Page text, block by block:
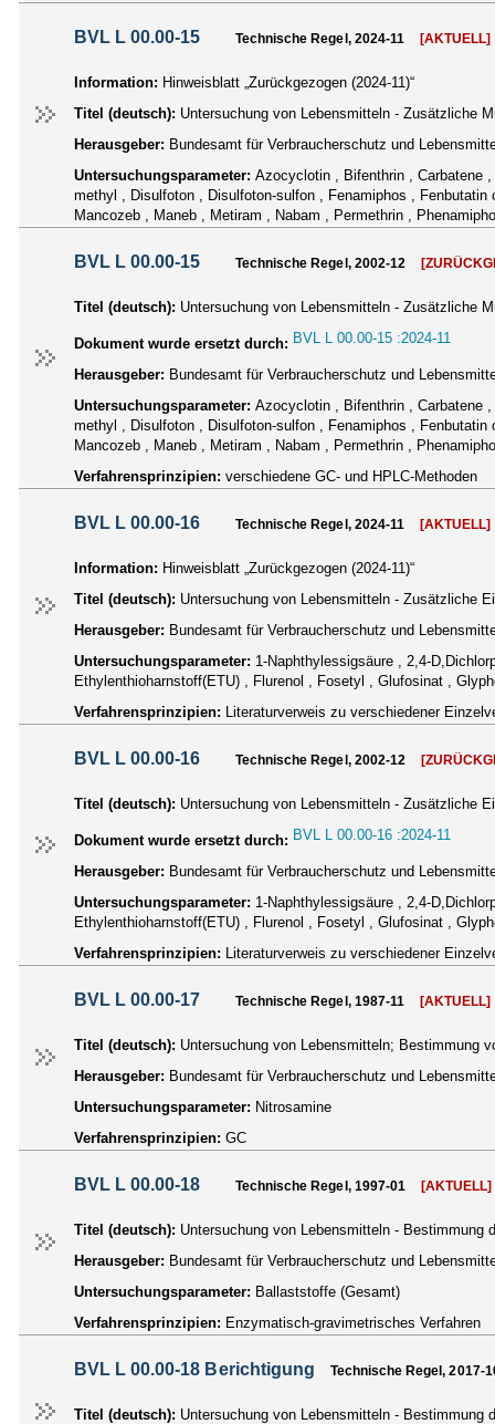
BVL L 00.00-15 Technische Regel, 2024-11 [AKTUELL]
Information: Hinweisblatt „Zurückgezogen (2024-11)“
Titel (deutsch): Untersuchung von Lebensmitteln - Zusätzliche
Herausgeber: Bundesamt für Verbraucherschutz und
Untersuchungsparameter: Azocyclotin , Bifenthrin , Carbatene
methyl , Disulfoton , Disulfoton-sulfon , Fenamiphos ,
Mancozeb , Maneb , Metiram , Nabam , Permethrin ,
BVL L 00.00-15 Technische Regel, 2002-12
Titel (deutsch): Untersuchung von Lebensmitteln - Zusätzliche
Dokument wurde ersetzt durch: BVL L 00.00-15 :2024-11
Herausgeber: Bundesamt für Verbraucherschutz und
Untersuchungsparameter: Azocyclotin , Bifenthrin , Carbatene
methyl , Disulfoton , Disulfoton-sulfon , Fenamiphos ,
Mancozeb , Maneb , Metiram , Nabam , Permethrin ,
Verfahrensprinzipien: verschiedene GC- und HPLC-Methoden
BVL L 00.00-16 Technische Regel, 2024-11 [AKTUELL]
Information: Hinweisblatt „Zurückgezogen (2024-11)“
Titel (deutsch): Untersuchung von Lebensmitteln - Zusätzliche
Herausgeber: Bundesamt für Verbraucherschutz und
Untersuchungsparameter: 1-Naphthylessigsäure , 2,4-
Ethylenthioharnstoff(ETU) , Flurenol , Fosetyl , Glufosinat ,
Verfahrensprinzipien: Literaturverweis zu verschiedener
BVL L 00.00-16 Technische Regel, 2002-12
Titel (deutsch): Untersuchung von Lebensmitteln - Zusätzliche
Dokument wurde ersetzt durch: BVL L 00.00-16 :2024-11
Herausgeber: Bundesamt für Verbraucherschutz und
Untersuchungsparameter: 1-Naphthylessigsäure , 2,4-
Ethylenthioharnstoff(ETU) , Flurenol , Fosetyl , Glufosinat ,
Verfahrensprinzipien: Literaturverweis zu verschiedener
BVL L 00.00-17 Technische Regel, 1987-11 [AKTUELL]
Titel (deutsch): Untersuchung von Lebensmitteln; Bestimmung
Herausgeber: Bundesamt für Verbraucherschutz und
Untersuchungsparameter: Nitrosamine
Verfahrensprinzipien: GC
BVL L 00.00-18 Technische Regel, 1997-01 [AKTUELL]
Titel (deutsch): Untersuchung von Lebensmitteln - Bestimmung
Herausgeber: Bundesamt für Verbraucherschutz und
Untersuchungsparameter: Ballaststoffe (Gesamt)
Verfahrensprinzipien: Enzymatisch-gravimetrisches Verfahren
BVL L 00.00-18 Berichtigung Technische Regel, 2017-
Titel (deutsch): Untersuchung von Lebensmitteln -